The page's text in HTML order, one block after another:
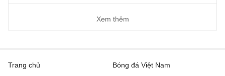
Xem thêm
Trang chủ
Bóng đá Việt Nam